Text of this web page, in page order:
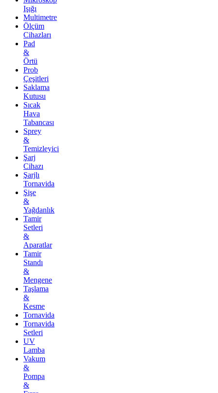
Işığı
Multimetre
Ölçüm
Cihazları
Pad
&
Örtü
Prob
Çeşitleri
Saklama
Kutusu
Sıcak
Hava
Tabancası
Sprey
&
Temizleyici
Şarj
Cihazı
Şarjlı
Tornavida
Şişe
&
Yağdanlık
Tamir
Setleri
&
Aparatlar
Tamir
Standı
&
Mengene
Taşlama
&
Kesme
Tornavida
Tornavida
Setleri
UV
Lamba
Vakum
&
Pompa
&